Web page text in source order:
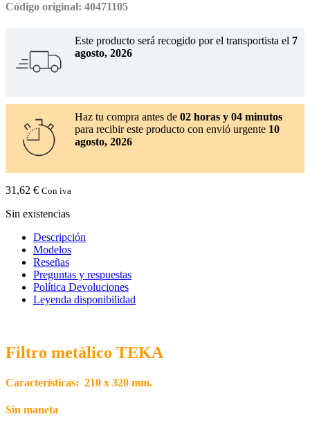
Código original: 40471105
Este producto será recogido por el transportista el 7
agosto, 2026
Haz tu compra antes de 02 horas y 04 minutos
para recibir este producto con envió urgente 10
agosto, 2026
31,62 € Con iva
Sin existencias
Descripción
Modelos
Reseñas
Preguntas y respuestas
Política Devoluciones
Leyenda disponibilidad
Filtro metálico TEKA
Características: 210 x 320 mm.
Sin maneta